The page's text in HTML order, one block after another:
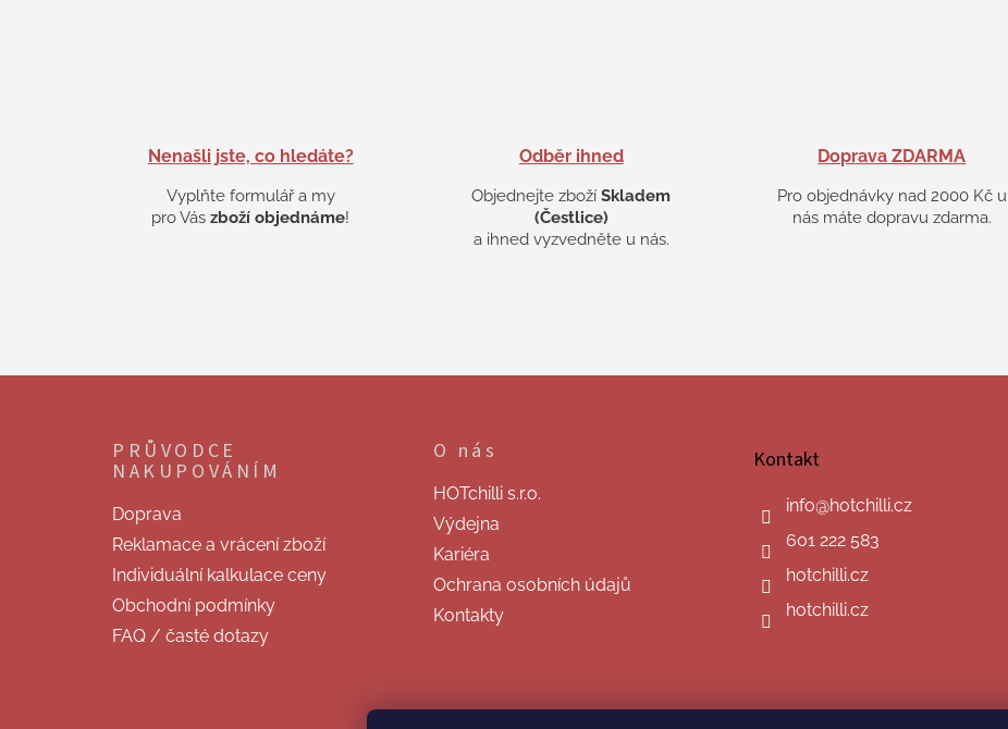
Nenašli jste, co hledáte?
Vyplňte formulář a my
pro Vászboží objednáme!
Odběr ihned
Objednejte zbožíSkladem
(Čestlice)
a ihned vyzvedněte u nás.
Doprava ZDARMA
Pro objednávky nad 2000 Kč u
nás máte dopravu zdarma.
Z
PRŮVODCE
NAKUPOVÁNÍM
Doprava
Reklamace a vrácení zboží
Individuální kalkulace ceny
Obchodní podmínky
FAQ / časté dotazy
O nás
HOTchilli s.r.o.
Výdejna
Kariéra
Ochrana osobních údajů
Kontakty
Kontakt
info@hotchilli.cz
601 222 583
hotchilli.cz
hotchilli.cz